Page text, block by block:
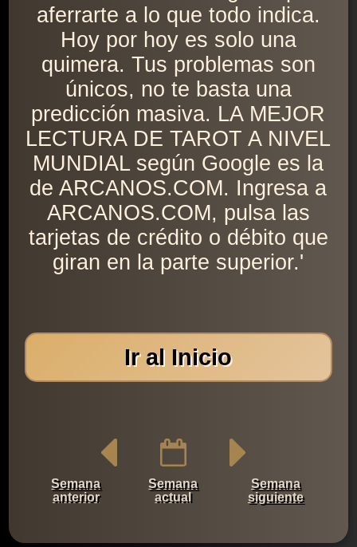
aferrarte a lo que todo indica.
Hoy por hoy es solo una
quimera. Tus problemas son
únicos, no te basta una
predicción masiva. LA MEJOR
LECTURA DE TAROT A NIVEL
MUNDIAL según Google es la
de ARCANOS.COM. Ingresa a
ARCANOS.COM, pulsa las
tarjetas de crédito o débito que
giran en la parte superior.'
Ir al Inicio
Semana
anterior
Semana
actual
Semana
siguiente